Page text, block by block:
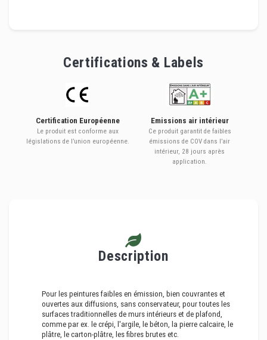
Certifications & Labels
Certification Européenne
Le produit est conforme aux
législations de l’union européenne.
Emissions air intérieur
Ce produit garantit de faibles
émissions de COV dans l’air
intérieur, 28 jours après
application.
Description
Pour les peintures faibles en émission, bien couvrantes et
ouvertes aux diffusions, sans conservateur, pour toutes les
surfaces traditionnelles de murs intérieurs et de plafond,
comme par ex. le crépi, l'argile, le béton, la pierre calcaire, le
plâtre, le carton-plâtre, les fibres brutes etc.